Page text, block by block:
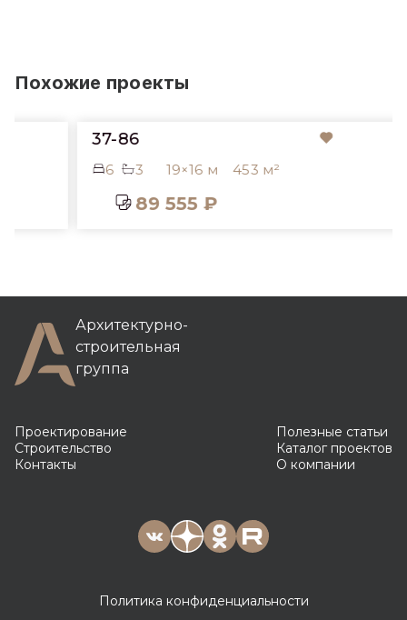
Похожие проекты
37-86
3 19×16 м 453 м²
89 555 ₽
Архитектурно-
строительная
группа
Проектирование
Строительство
Контакты
Полезные статьи
Каталог проектов
О компании
Политика конфиденциальности